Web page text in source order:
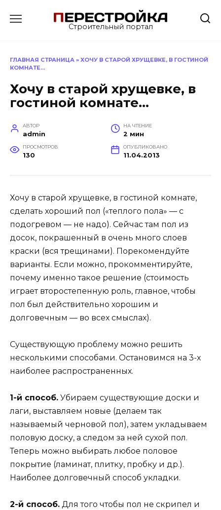
Строительный портал
ГЛАВНАЯ СТРАНИЦА » ХОЧУ В СТАРОЙ ХРУЩЕВКЕ, В ГОСТИНОЙ
КОМНАТЕ…
Хочу в старой хрущевке, в
гостиной комнате…
АВТОР
admin
НА ЧТЕНИЕ
2 мин
ПРОСМОТРОВ
130
ОПУБЛИКОВАНО
11.04.2013
Хочу в старой хрущевке, в гостиной комнате,
сделать хороший пол («теплого пола» — с
подогревом — не надо). Сейчас там пол из
досок, покрашенный в очень много слоев
краски (вся трещинами). Порекомендуйте
варианты. Если можно, прокомментируйте,
почему именно такое решение (стоимость
играет второстепенную роль, главное, чтобы
пол был действительно хорошим и
долговечным — во всех смыслах).
Существующую проблему можно решить
несколькими способами. Остановимся на 3-х
наиболее распространенных.
1-й способ. Убираем существующие доски и
лаги, выставляем новые (делаем так
называемый черновой пол), затем укладываем
половую доску, а следом за ней сухой пол.
Теперь можно выбирать любое половое
покрытие (ламинат, плитку, пробку и др.).
Наиболее долговечный способ укладки.
2-й способ. Для того чтобы пол не скрипел и